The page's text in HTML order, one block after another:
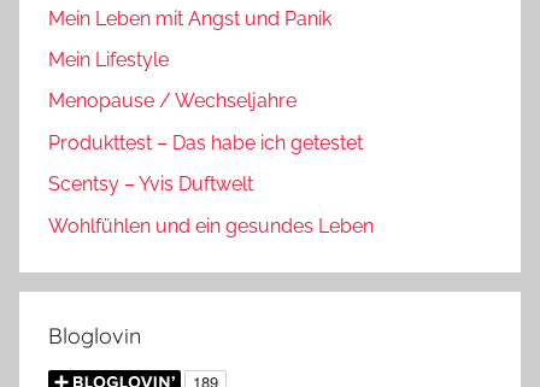
Mein Leben mit Angst und Panik
Mein Lifestyle
Menopause / Wechseljahre
Produkttest – Das habe ich getestet
Scentsy – Yvis Duftwelt
Wohlfühlen und ein gesundes Leben
Bloglovin